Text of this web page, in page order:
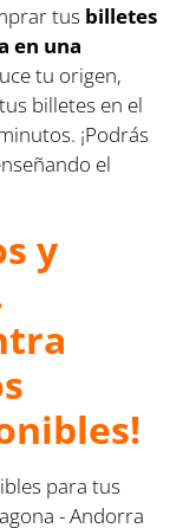
tus billetes
en una
tu origen,
billetes en el
¡Podrás
el
y
para tus
- Andorra